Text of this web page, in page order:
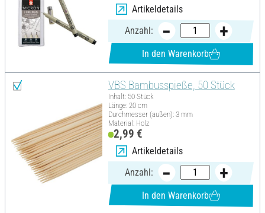
Artikeldetails
Anzahl:
In den Warenkorb
VBS Bambusspieße, 50 Stück
Inhalt: 50 Stück
Länge: 20 cm
Durchmesser (außen): 3 mm
Material: Holz
2,99 €
Artikeldetails
Anzahl:
In den Warenkorb